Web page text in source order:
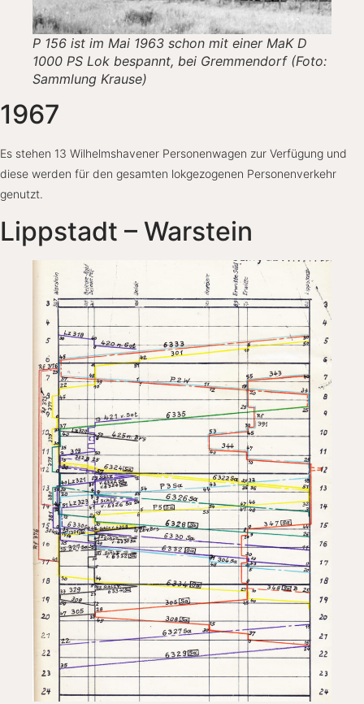
P 156 ist im Mai 1963 schon mit einer MaK D
1000 PS Lok bespannt, bei Gremmendorf (Foto:
Sammlung Krause)
1967
Es stehen 13 Wilhelmshavener Personenwagen zur Verfügung und
diese werden für den gesamten lokgezogenen Personenverkehr
genutzt.
Lippstadt – Warstein